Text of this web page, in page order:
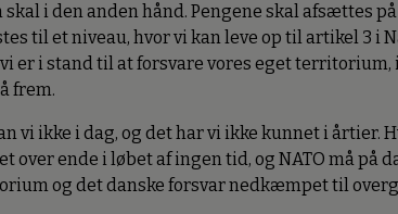
skal i den anden hånd. Pengene skal afsættes
til et niveau, hvor vi kan leve op til artikel 3 i
vi er i stand til at forsvare vores eget
frem.
vi ikke i dag, og det har vi ikke kunnet i årtier.
over ende i løbet af ingen tid, og NATO må på
og det danske forsvar nedkæmpet til